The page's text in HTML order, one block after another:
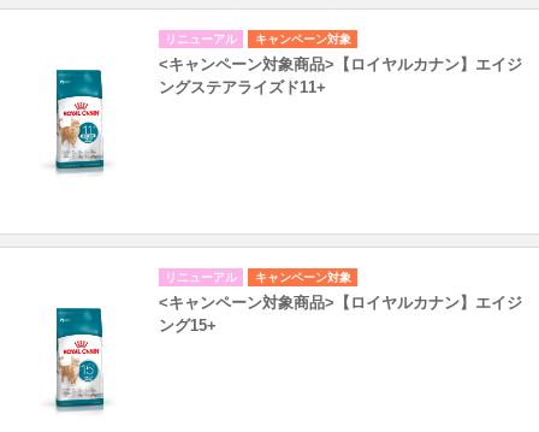
リニューアル キャンペーン対象
<キャンペーン対象商品>【ロイヤルカナン】エイジ
ングステアライズド11+
リニューアル キャンペーン対象
<キャンペーン対象商品>【ロイヤルカナン】エイジ
ング15+